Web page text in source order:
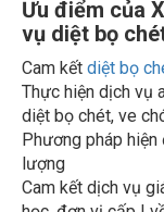
vụ diệt bọ
Cam kết diệt bọ
Thực hiện dịch vụ
diệt bọ chét, ve
Phương pháp hiện
lượng
Cam kết dịch vụ
học, đơn vị cấp I